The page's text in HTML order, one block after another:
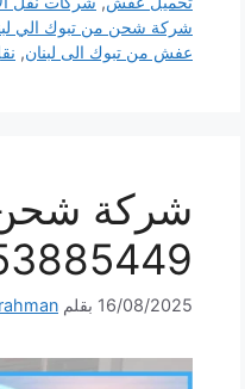
شركة شحن من تبوك الي
عفش من تبوك الى لبنان,
شركة شحن
0553885449– ثقة
16/08/2025 بقلم